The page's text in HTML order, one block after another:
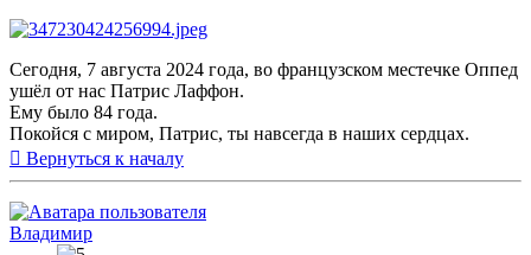
Сегодня, 7 августа 2024 года, во французском местечке Оппед
ушёл от нас Патрис Лаффон.
Ему было 84 года.
Покойся с миром, Патрис, ты навсегда в наших сердцах.
Вернуться к началу
Владимир